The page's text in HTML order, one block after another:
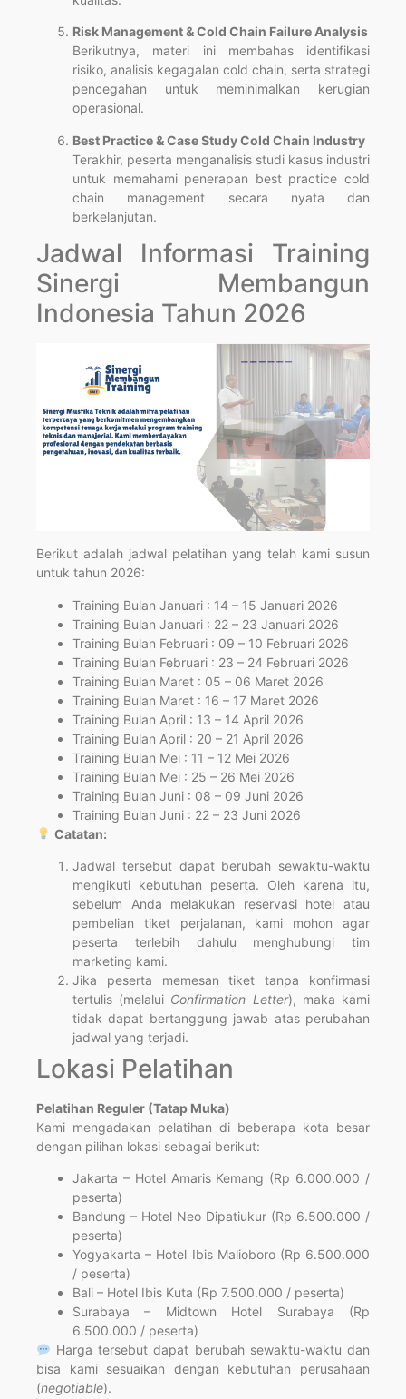
Risk Management & Cold Chain Failure Analysis
Berikutnya, materi ini membahas identifikasi
risiko, analisis kegagalan cold chain, serta strategi
pencegahan untuk meminimalkan kerugian
operasional.
Best Practice & Case Study Cold Chain Industry
Terakhir, peserta menganalisis studi kasus industri
untuk memahami penerapan best practice cold
chain management secara nyata dan
berkelanjutan.
Jadwal Informasi Training
Sinergi Membangun
Indonesia Tahun 2026
Berikut adalah jadwal pelatihan yang telah kami susun
untuk tahun 2026:
Training Bulan Januari : 14 – 15 Januari 2026
Training Bulan Januari : 22 – 23 Januari 2026
Training Bulan Februari : 09 – 10 Februari 2026
Training Bulan Februari : 23 – 24 Februari 2026
Training Bulan Maret : 05 – 06 Maret 2026
Training Bulan Maret : 16 – 17 Maret 2026
Training Bulan April : 13 – 14 April 2026
Training Bulan April : 20 – 21 April 2026
Training Bulan Mei : 11 – 12 Mei 2026
Training Bulan Mei : 25 – 26 Mei 2026
Training Bulan Juni : 08 – 09 Juni 2026
Training Bulan Juni : 22 – 23 Juni 2026
Catatan:
Jadwal tersebut dapat berubah sewaktu-waktu
mengikuti kebutuhan peserta. Oleh karena itu,
sebelum Anda melakukan reservasi hotel atau
pembelian tiket perjalanan, kami mohon agar
peserta terlebih dahulu menghubungi tim
marketing kami.
Jika peserta memesan tiket tanpa konfirmasi
tertulis (melalui Confirmation Letter), maka kami
tidak dapat bertanggung jawab atas perubahan
jadwal yang terjadi.
Lokasi Pelatihan
Pelatihan Reguler (Tatap Muka)
Kami mengadakan pelatihan di beberapa kota besar
dengan pilihan lokasi sebagai berikut:
Jakarta – Hotel Amaris Kemang (Rp 6.000.000 /
peserta)
Bandung – Hotel Neo Dipatiukur (Rp 6.500.000 /
peserta)
Yogyakarta – Hotel Ibis Malioboro (Rp 6.500.000
/ peserta)
Bali – Hotel Ibis Kuta (Rp 7.500.000 / peserta)
Surabaya – Midtown Hotel Surabaya (Rp
6.500.000 / peserta)
Harga tersebut dapat berubah sewaktu-waktu dan
bisa kami sesuaikan dengan kebutuhan perusahaan
(negotiable).